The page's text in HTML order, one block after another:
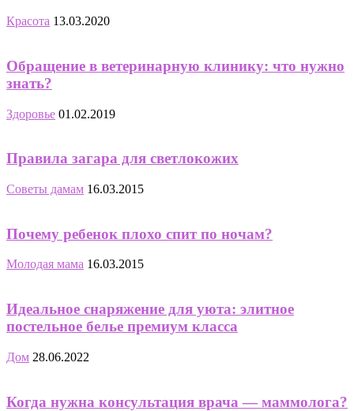
Красота 13.03.2020
Обращение в ветеринарную клинику: что нужно
знать?
Здоровье 01.02.2019
Правила загара для светлокожих
Советы дамам 16.03.2015
Почему ребенок плохо спит по ночам?
Молодая мама 16.03.2015
Идеальное снаряжение для уюта: элитное
постельное белье премиум класса
Дом 28.06.2022
Когда нужна консультация врача — маммолога?